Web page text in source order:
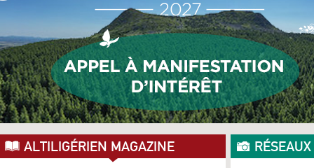
ALTILIGÉRIEN MAGAZINE